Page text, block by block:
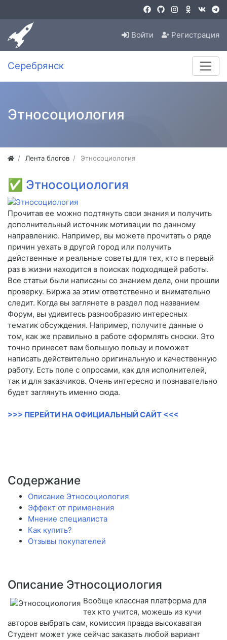
Войти Регистрация
Серебрянск
Этносоциология
Лента блогов Этносоциология
✅ Этносоциология
Прочитав ее можно подтянуть свои знания и получить
дополнительный источник мотивации по данному
направлению. Например, вы можете прочитать о ряде
причин уехать в другой город или получить
действенные и реальные советы для тех, кто в первый
раз в жизни находится в поисках подходящей работы.
Все статьи были написаны со знанием дела, они прошли
проверку. Биржа за этим ответственно и внимательно
следит. Когда вы заглянете в раздел под названием
Форум, вы удивитесь разнообразию интересных
тематик обсуждения. Например, получите данные о
том, как же правильно в работе оформлять сноски. Это
точно принесет вам большую пользу и поможет
написать действительно оригинальную и качественную
работу. Есть поле с опросами, как для исполнителей,
так и для заказчиков. Очень интересно и познавательно
будет заглянуть именно сюда.
>>> ПЕРЕЙТИ НА ОФИЦИАЛЬНЫЙ САЙТ <<<
Содержание
Описание Этносоциология
Эффект от применения
Мнение специалиста
Как купить?
Отзывы покупателей
Описание Этносоциология
Вообще классная платформа для
тех кто учится, можешь из кучи
авторов выбрать сам, комиссия правда высокаватая
Студент может уже сейчас заказать любой вариант